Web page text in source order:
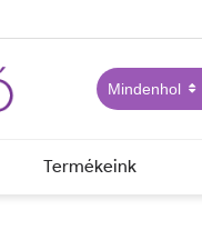
Mindenhol
Termékeink